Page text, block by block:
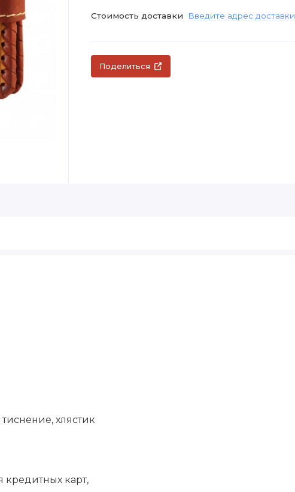
Стоимость доставки Введите адрес доставки
Поделиться
хлястик
карт,